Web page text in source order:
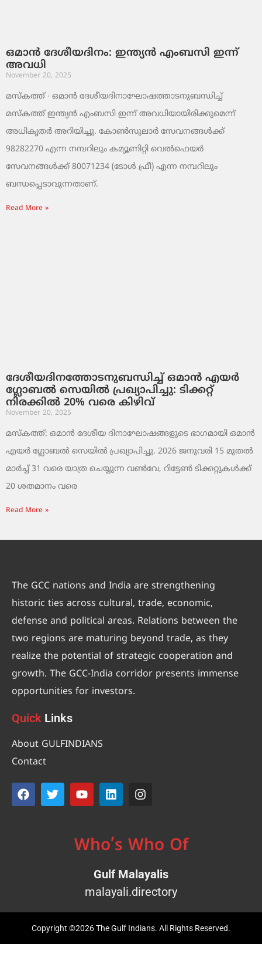
ഒമാൻ ദേശീയദിനം: ഇന്ത്യൻ എംബസി ഇന്ന്
അവധി
November 20, 2025
മസ്‌കത്ത് ∙ ഒമാൻ ദേശീയദിനാഘോഷത്താടനുബന്ധിച്ച്
മസ്‌കത്ത് ഇന്ത്യൻ എംബസി ഇന്ന് അവധിയായിരിക്കുമെന്ന്
അധികൃതർ അറിയിച്ചു. കോൺസുലാർ സേവനങ്ങൾക്ക്
98282270 എന്ന നമ്പറിലും കമ്യൂണിറ്റി വെൽഫെയർ
സേവനങ്ങൾക്ക് 80071234 (ടോൾ ഫ്രീ) എന്ന നമ്പറിലും
ബന്ധപ്പെടാവുന്നതാണ്.
Read More »
ദേശീയദിനത്തോടനുബന്ധിച്ച് ഒമാൻ എയർ
ഗ്ലോബൽ സെയിൽ പ്രഖ്യാപിച്ചു: ടിക്കറ്റ്
നിരക്കിൽ 20% വരെ കിഴിവ്
November 20, 2025
മസ്‌കത്ത്: ഒമാൻ ദേശീയ ദിനാഘോഷങ്ങളുടെ ഭാഗമായി ഒമാൻ
എയർ ഗ്ലോബൽ സെയിൽ പ്രഖ്യാപിച്ചു. 2026 ജനുവരി 15 മുതൽ
മാർച്ച് 31 വരെ യാത്ര ചെയ്യുന്ന വൺവേ, റിട്ടേൺ ടിക്കറ്റുകൾക്ക്
20 ശതമാനം വരെ
Read More »
The GCC nations and India are strengthening
historic ties across cultural, trade, economic,
defense and political areas. Relations between the
two regions are maturing beyond trade, as they
realize the potential of strategic cooperation and
growth. The GCC-India corridor presents immense
opportunities for investors.
Quick Links
About GULFINDIANS
Contact
Who’s Who Of
Gulf Malayalis
malayali.directory
Copyright ©2026 The Gulf Indians. All Rights Reserved.